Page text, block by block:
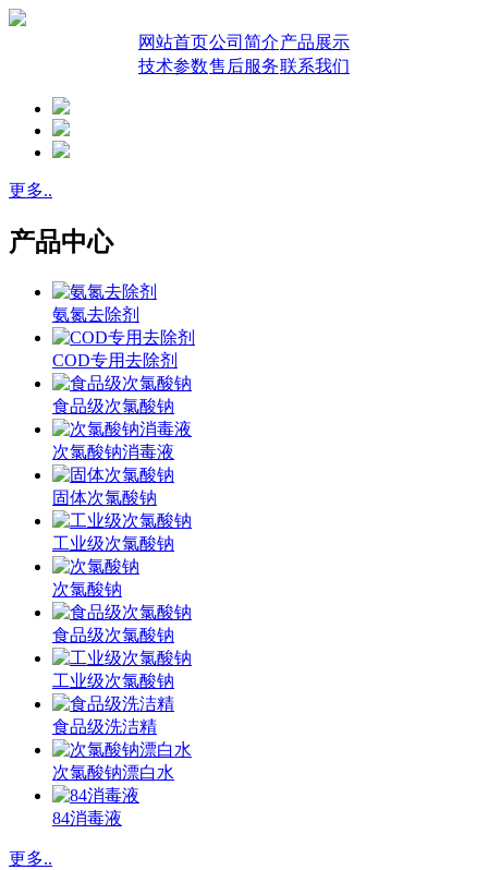
网站首页公司简介产品展示
技术参数售后服务联系我们
更多..
产品中心
氨氮去除剂
COD专用去除剂
食品级次氯酸钠
次氯酸钠消毒液
固体次氯酸钠
工业级次氯酸钠
次氯酸钠
食品级次氯酸钠
工业级次氯酸钠
食品级洗洁精
次氯酸钠漂白水
84消毒液
更多..